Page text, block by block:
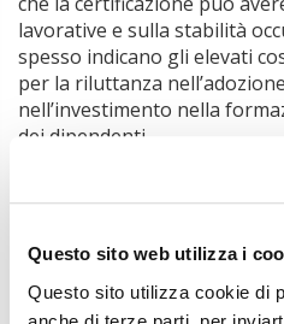
Questo sito web utilizza i
Questo sito utilizza cookie di
lavorative e sulla stabilità
spesso indicano gli elevati
per la riluttanza
nell’investimento nella
dei dipendenti.
Nella Tavola rotonda si
aspetti della ricerca:Antonio
Marco, del Dipartimento
Cristiano Fini, presidente
Donazzan, assessore